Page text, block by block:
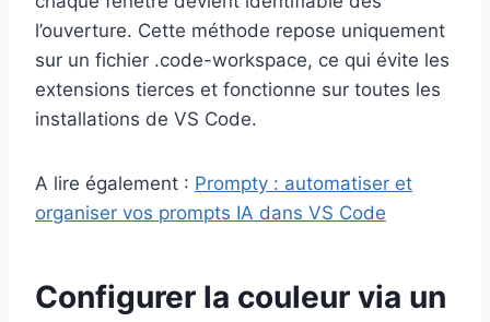
l’ouverture. Cette méthode repose uniquement
sur un fichier .code-workspace, ce qui évite les
extensions tierces et fonctionne sur toutes les
installations de VS Code.
A lire également : Prompty : automatiser et
organiser vos prompts IA dans VS Code
Configurer la couleur via un